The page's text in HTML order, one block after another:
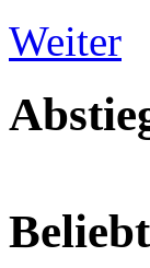
Weiter